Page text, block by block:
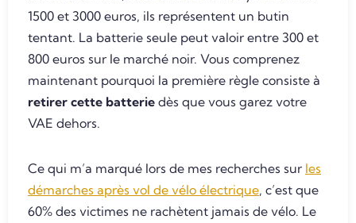
1500 et 3000 euros, ils représentent un butin
tentant. La batterie seule peut valoir entre 300 et
800 euros sur le marché noir. Vous comprenez
maintenant pourquoi la première règle consiste à
retirer cette batterie dès que vous garez votre
VAE dehors.
Ce qui m’a marqué lors de mes recherches sur les
démarches après vol de vélo électrique, c’est que
60% des victimes ne rachètent jamais de vélo. Le